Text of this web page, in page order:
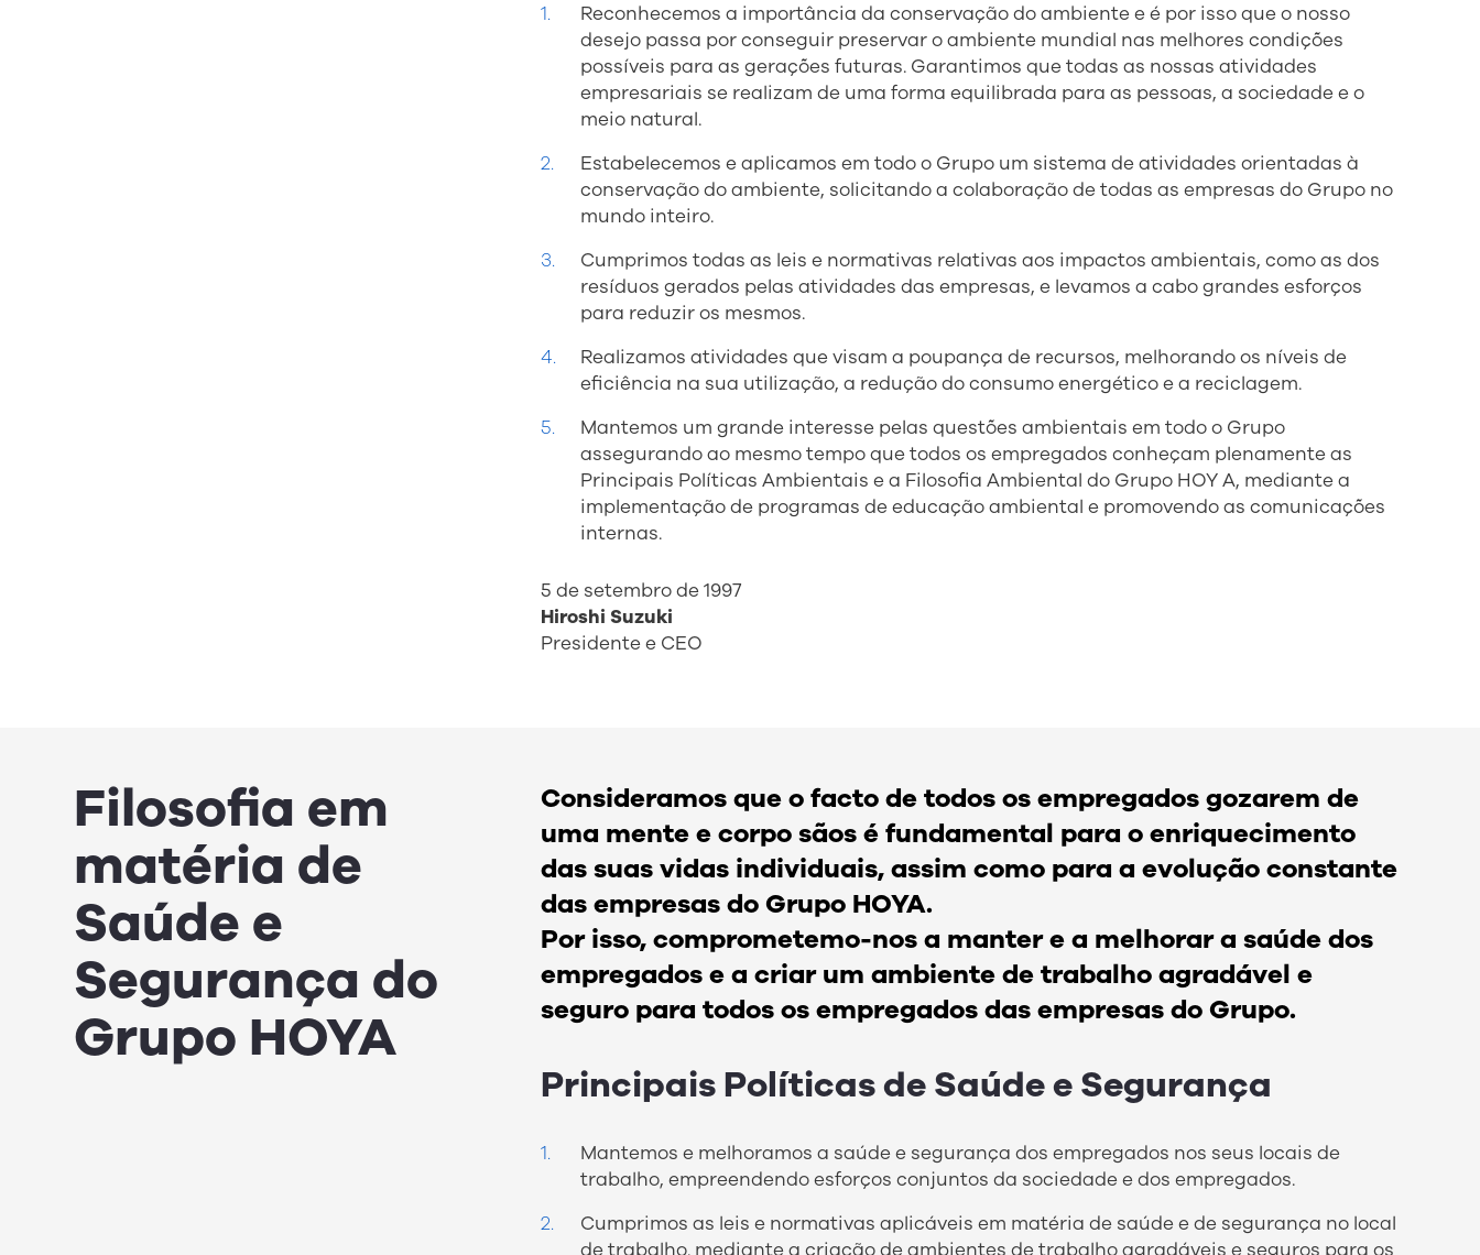
Reconhecemos a importância da conservação do ambiente e é por isso que o nosso
desejo passa por conseguir preservar o ambiente mundial nas melhores condições
possíveis para as gerações futuras. Garantimos que todas as nossas atividades
empresariais se realizam de uma forma equilibrada para as pessoas, a sociedade e o
meio natural.
Estabelecemos e aplicamos em todo o Grupo um sistema de atividades orientadas à
conservação do ambiente, solicitando a colaboração de todas as empresas do Grupo no
mundo inteiro.
Cumprimos todas as leis e normativas relativas aos impactos ambientais, como as dos
resíduos gerados pelas atividades das empresas, e levamos a cabo grandes esforços
para reduzir os mesmos.
Realizamos atividades que visam a poupança de recursos, melhorando os níveis de
eficiência na sua utilização, a redução do consumo energético e a reciclagem.
Mantemos um grande interesse pelas questões ambientais em todo o Grupo
assegurando ao mesmo tempo que todos os empregados conheçam plenamente as
Principais Políticas Ambientais e a Filosofia Ambiental do Grupo HOY A, mediante a
implementação de programas de educação ambiental e promovendo as comunicações
internas.
5 de setembro de 1997
Hiroshi Suzuki
Presidente e CEO
Filosofia em
matéria de
Saúde e
Segurança do
Grupo HOYA
Consideramos que o facto de todos os empregados gozarem de
uma mente e corpo sãos é fundamental para o enriquecimento
das suas vidas individuais, assim como para a evolução constante
das empresas do Grupo HOYA.
Por isso, comprometemo-nos a manter e a melhorar a saúde dos
empregados e a criar um ambiente de trabalho agradável e
seguro para todos os empregados das empresas do Grupo.
Principais Políticas de Saúde e Segurança
Mantemos e melhoramos a saúde e segurança dos empregados nos seus locais de
trabalho, empreendendo esforços conjuntos da sociedade e dos empregados.
Cumprimos as leis e normativas aplicáveis em matéria de saúde e de segurança no local